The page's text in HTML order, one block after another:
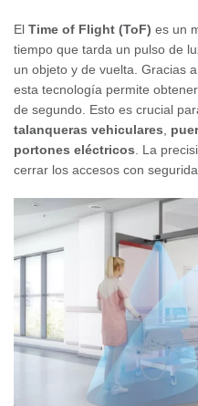
El Time of Flight (ToF) es un
tiempo que tarda un pulso de
un objeto y de vuelta. Gracias
esta tecnología permite
de segundo. Esto es crucial
talanqueras vehiculares,
portones eléctricos. La
cerrar los accesos con